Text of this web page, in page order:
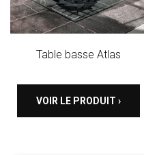
Table basse Atlas
VOIR LE PRODUIT ›